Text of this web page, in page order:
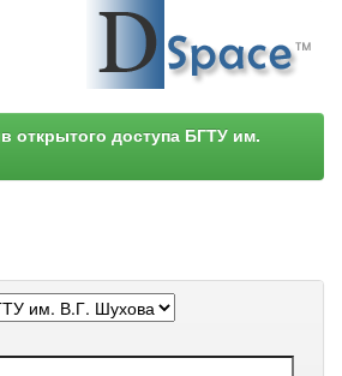
открытого доступа БГТУ им.